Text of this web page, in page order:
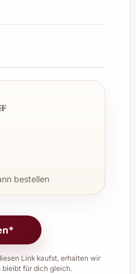
bestellen
Link kaufst, erhalten wir
bleibt für dich gleich.